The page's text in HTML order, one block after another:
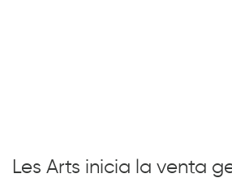
Les Arts inicia la venta